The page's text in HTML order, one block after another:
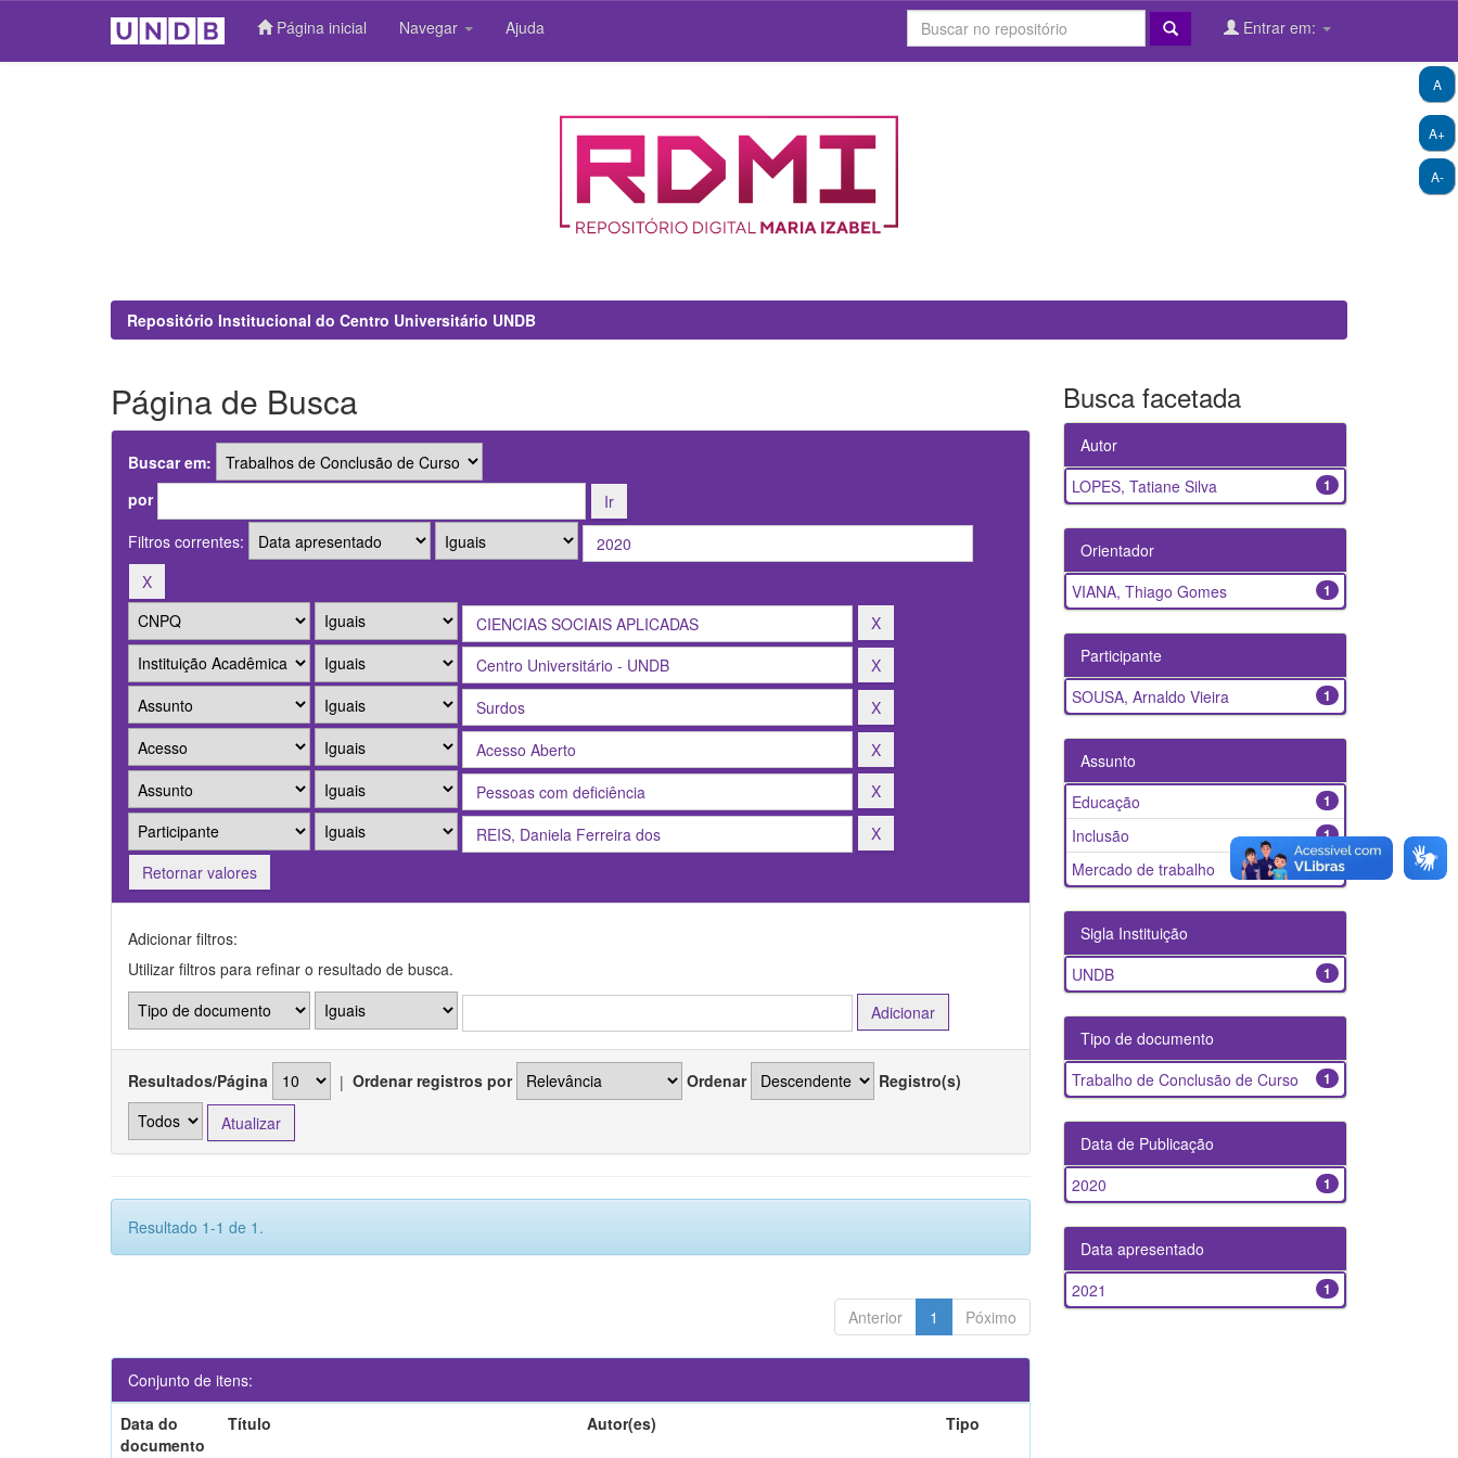
Página inicial Navegar Ajuda Entrar em:
A+
A-
A
Repositório Institucional do Centro Universitário UNDB
Página de Busca
Buscar em:
por
Filtros correntes:
Retornar valores
Adicionar filtros:
Utilizar filtros para refinar o resultado de busca.
Resultados/Página | Ordenar registros por Ordenar Registro(s)
Resultado 1-1 de 1.
Anterior 1 Póximo
Conjunto de itens:
Data do
documento
Título Autor(es) Tipo
Busca facetada
Autor
1
LOPES, Tatiane Silva
Orientador
1
VIANA, Thiago Gomes
Participante
1
SOUSA, Arnaldo Vieira
Assunto
1
Educação
1
Inclusão
1
Mercado de trabalho
Sigla Instituição
1
UNDB
Tipo de documento
1
Trabalho de Conclusão de Curso
Data de Publicação
1
2020
Data apresentado
1
2021